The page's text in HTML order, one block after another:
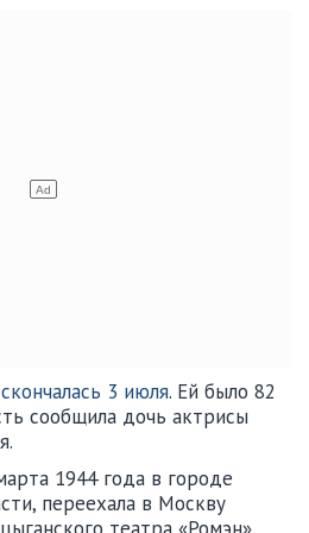
скончалась 3 июля. Ей было 82
сообщила дочь актрисы
1944 года в городе
переехала в Москву